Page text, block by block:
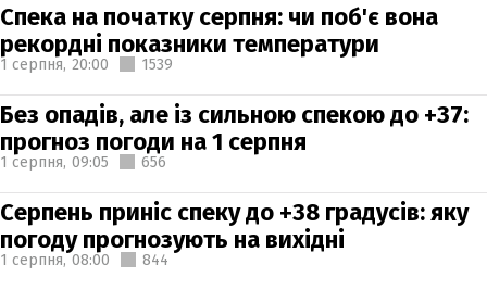
Спека на початку серпня: чи поб'є вона
рекордні показники температури
1 серпня, 20:00 1539
Без опадів, але із сильною спекою до +37:
прогноз погоди на 1 серпня
1 серпня, 09:05 656
Серпень приніс спеку до +38 градусів: яку
погоду прогнозують на вихідні
1 серпня, 08:00 844